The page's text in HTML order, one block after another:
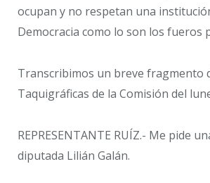
ocupan y no respetan una
Democracia como lo son los fueros
Transcribimos un breve fragmento
Taquigráficas de la Comisión del
REPRESENTANTE RUÍZ.- Me pide
diputada Lilián Galán.